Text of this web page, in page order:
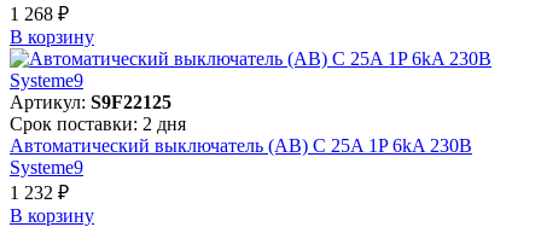
1 268 ₽
В корзинy
Артикул: S9F22125
Срок поставки: 2 дня
Автоматический выключатель (АВ) C 25A 1P 6kA 230В
Systeme9
1 232 ₽
В корзинy